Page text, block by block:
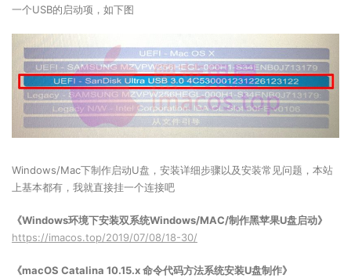
一个USB的启动项，如下图
Windows/Mac下制作启动U盘，安装详细步骤以及安装常见问题，本站
上基本都有，我就直接挂一个连接吧
《Windows环境下安装双系统Windows/MAC/制作黑苹果U盘启动》
https://imacos.top/2019/07/08/18-30/
《macOS Catalina 10.15.x 命令代码方法系统安装U盘制作》